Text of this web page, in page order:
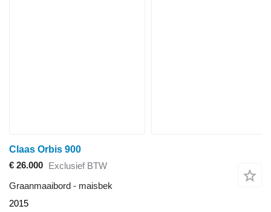
Claas Orbis 900
€ 26.000 Exclusief BTW
Graanmaaibord - maisbek
2015